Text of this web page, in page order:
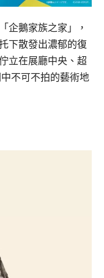
企鵝家族之家」，
下散發出濃郁的復
立在展廳中央、超
不可不拍的藝術地